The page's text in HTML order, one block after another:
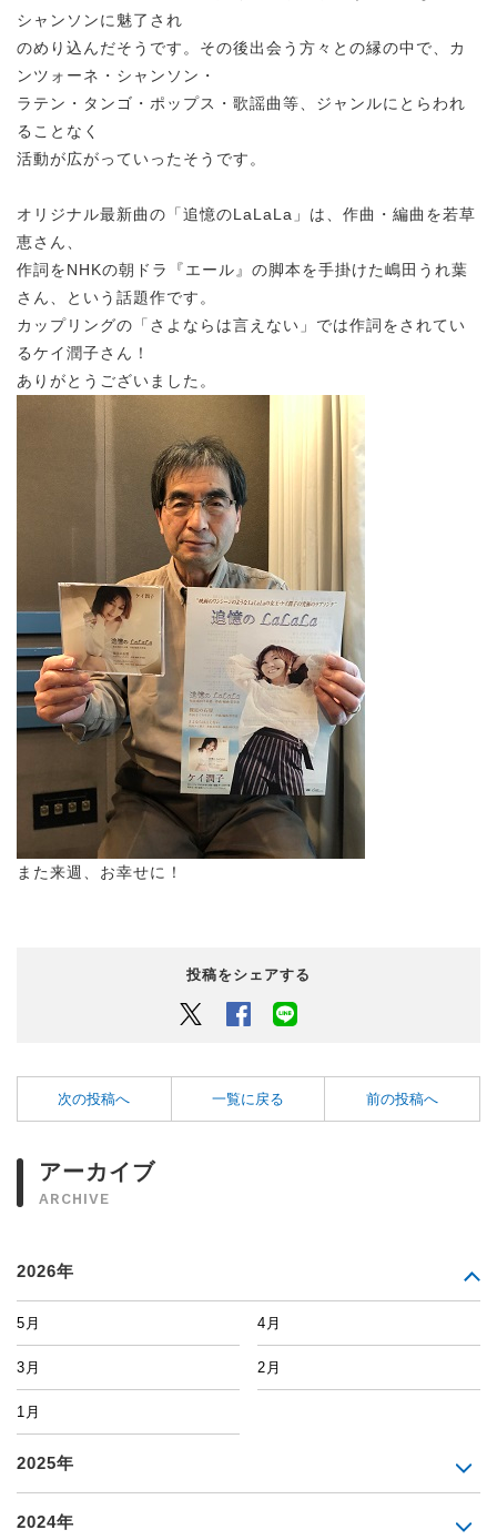
シャンソンに魅了され
のめり込んだそうです。その後出会う方々との縁の中で、カ
ンツォーネ・シャンソン・
ラテン・タンゴ・ポップス・歌謡曲等、ジャンルにとらわれ
ることなく
活動が広がっていったそうです。
オリジナル最新曲の「追憶のLaLaLa」は、作曲・編曲を若草
恵さん、
作詞をNHKの朝ドラ『エール』の脚本を手掛けた嶋田うれ葉
さん、という話題作です。
カップリングの「さよならは言えない」では作詞をされてい
るケイ潤子さん！
ありがとうございました。
また来週、お幸せに！
投稿をシェアする
Twitter Facebook
次の投稿へ 一覧に戻る 前の投稿へ
アーカイブ
ARCHIVE
2026年
5月 4月
3月 2月
1月
2025年
2024年